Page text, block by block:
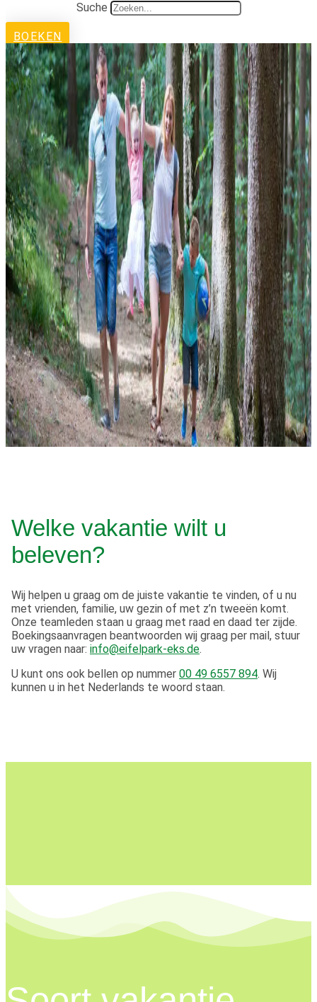
Suche
BOEKEN
Welke vakantie wilt u
beleven?
Wij helpen u graag om de juiste vakantie te vinden, of u nu
met vrienden, familie, uw gezin of met z’n tweeën komt.
Onze teamleden staan u graag met raad en daad ter zijde.
Boekingsaanvragen beantwoorden wij graag per mail, stuur
uw vragen naar: info@eifelpark-eks.de.
U kunt ons ook bellen op nummer 00 49 6557 894. Wij
kunnen u in het Nederlands te woord staan.